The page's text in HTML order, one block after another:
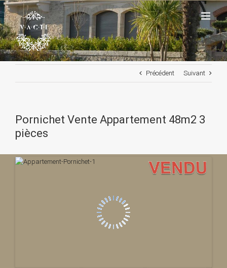
Passer
au
contenu
Précédent Suivant
Pornichet Vente Appartement 48m2 3
pièces